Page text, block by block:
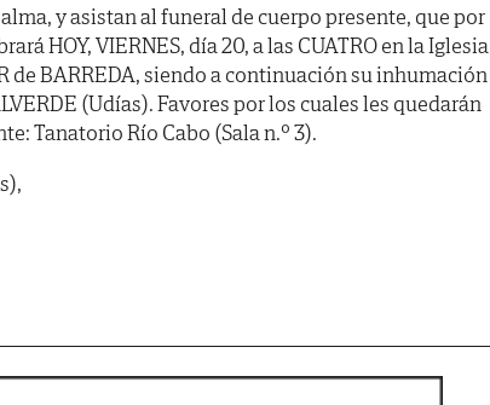
y asistan al funeral de cuerpo presente, que por
HOY, VIERNES, día 20, a las CUATRO en la Iglesia
de BARREDA, siendo a continuación su inhumación
(Udías). Favores por los cuales les quedarán
Tanatorio Río Cabo (Sala n.º 3).